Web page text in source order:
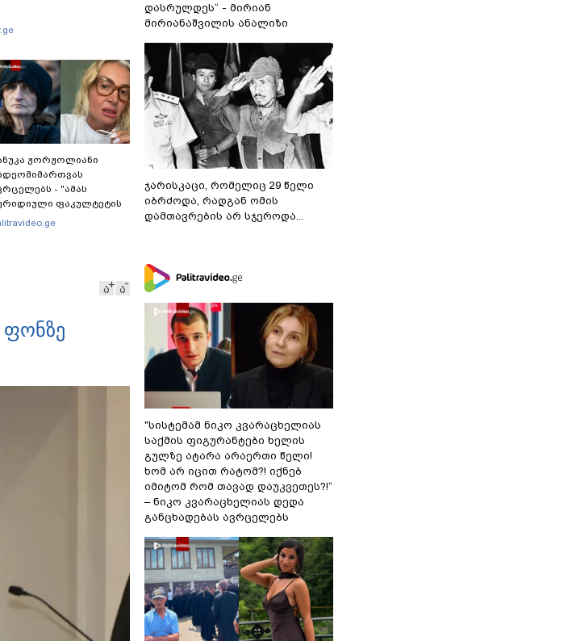
ჟორჟოლიანი
- "ამას
ფაკულტეტის
ელი კურსის სტუდენტიც
ა ა
ფონზე
დასრულდეს“ - მირიან
მირიანაშვილის ანალიზი
ჯარისკაცი, რომელიც 29 წელი
იბრძოდა, რადგან ომის
დამთავრების არ სჯეროდა...
"სისტემამ ნიკო კვარაცხელიას
საქმის ფიგურანტები ხელის
გულზე ატარა არაერთი წელი!
ხომ არ იცით რატომ?! იქნებ
იმიტომ რომ თავად დაუკვეთეს?!“
– ნიკო კვარაცხელიას დედა
განცხადებას ავრცელებს